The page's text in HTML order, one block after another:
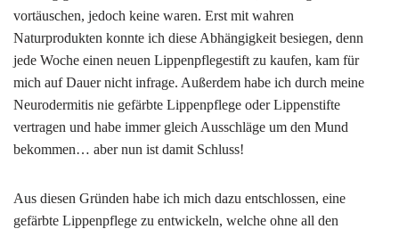
vortäuschen, jedoch keine waren. Erst mit wahren
Naturprodukten konnte ich diese Abhängigkeit besiegen, denn
jede Woche einen neuen Lippenpflegestift zu kaufen, kam für
mich auf Dauer nicht infrage. Außerdem habe ich durch meine
Neurodermitis nie gefärbte Lippenpflege oder Lippenstifte
vertragen und habe immer gleich Ausschläge um den Mund
bekommen… aber nun ist damit Schluss!
Aus diesen Gründen habe ich mich dazu entschlossen, eine
gefärbte Lippenpflege zu entwickeln, welche ohne all den